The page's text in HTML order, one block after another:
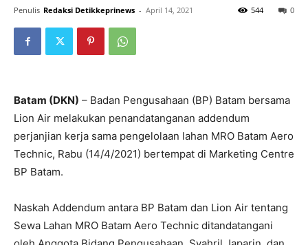
Penulis Redaksi Detikkeprinews - April 14, 2021 0
544
Batam (DKN) – Badan Pengusahaan (BP) Batam bersama
Lion Air melakukan penandatanganan addendum
perjanjian kerja sama pengelolaan lahan MRO Batam Aero
Technic, Rabu (14/4/2021) bertempat di Marketing Centre
BP Batam.
Naskah Addendum antara BP Batam dan Lion Air tentang
Sewa Lahan MRO Batam Aero Technic ditandatangani